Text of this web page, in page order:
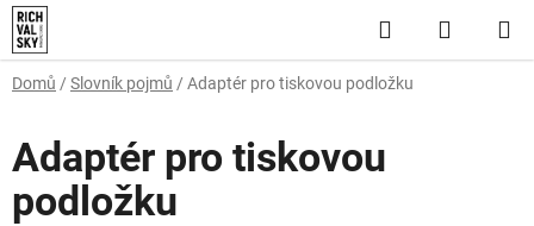
Přejít
na
obsah
Hledat
KOŠÍK
Domů / Slovník pojmů / Adaptér pro tiskovou podložku
Adaptér pro tiskovou
podložku